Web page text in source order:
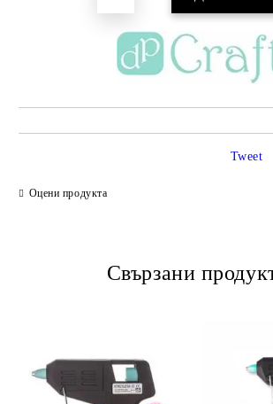
Оцени продукта
Tweet
Свързани